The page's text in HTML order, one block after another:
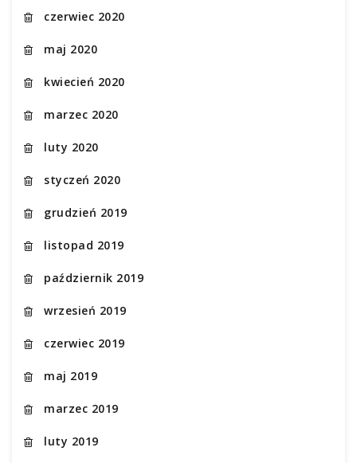
czerwiec 2020
maj 2020
kwiecień 2020
marzec 2020
luty 2020
styczeń 2020
grudzień 2019
listopad 2019
październik 2019
wrzesień 2019
czerwiec 2019
maj 2019
marzec 2019
luty 2019